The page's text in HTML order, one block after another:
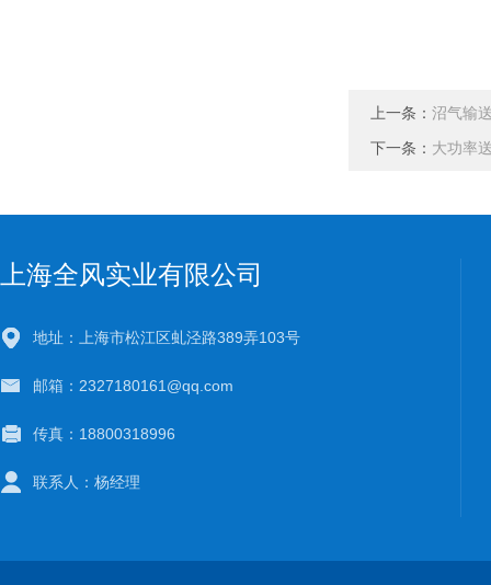
上一条： 沼气输
下一条： 大功率
上海全风实业有限公司
地址：上海市松江区虬泾路389弄103号
邮箱：2327180161@qq.com
传真：18800318996
联系人：杨经理